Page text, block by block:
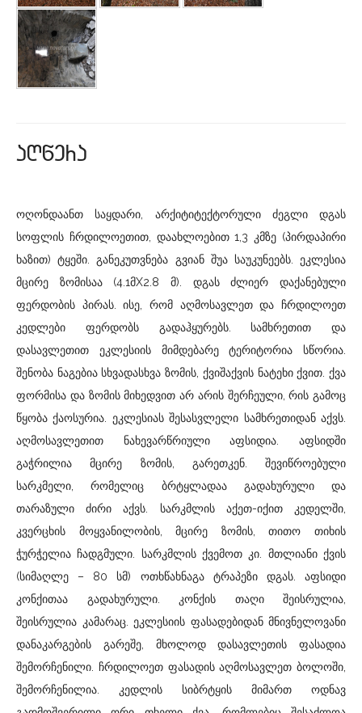
aRwera
ოღონდაანთ საყდარი, არქიტიტექტორული ძეგლი დგას
სოფლის ჩრდილოეთით, დაახლოებით 1,3 კმზე (პირდაპირი
ხაზით) ტყეში. განეკუთვნება გვიან შუა საუკუნეებს. ეკლესია
მცირე ზომისაა (4.1მX2.8 მ). დგას ძლიერ დაქანებული
ფერდობის პირას. ისე, რომ აღმოსავლეთ და ჩრდილოეთ
კედლები ფერდობს გადაჰყურებს. სამხრეთით და
დასავლეთით ეკლესიის მიმდებარე ტერიტორია სწორია.
შენობა ნაგებია სხვადასხვა ზომის, ქვიშაქვის ნატეხი ქვით. ქვა
ფორმისა და ზომის მიხედვით არ არის შერჩეული, რის გამოც
წყობა ქაოსურია. ეკლესიას შესასვლელი სამხრეთიდან აქვს.
აღმოსავლეთით ნახევარწრიული აფსიდია. აფსიდში
გაჭრილია მცირე ზომის, გარეთკენ. შევიწროებული
სარკმელი, რომელიც ბრტყლადაა გადახურული და
თარაზული ძირი აქვს. სარკმლის აქეთ-იქით კედელში,
კვერცხის მოყვანილობის, მცირე ზომის, თითო თიხის
ჭურჭელია ჩადგმული. სარკმლის ქვემოთ კი. მთლიანი ქვის
(სიმაღლე – 80 სმ) ოთხწახნაგა ტრაპეზი დგას. აფსიდი
კონქითაა გადახურული. კონქის თაღი შეისრულია,
შეისრულია კამარაც. ეკლესიის ფასადებიდან მნივნელოვანი
დანაკარგების გარეშე, მხოლოდ დასავლეთის ფასადია
შემორჩენილი. ჩრდილოეთ ფასადის აღმოსავლეთ ბოლოში,
შემორჩენილია. კედლის სიბრტყის მიმართ ოდნავ